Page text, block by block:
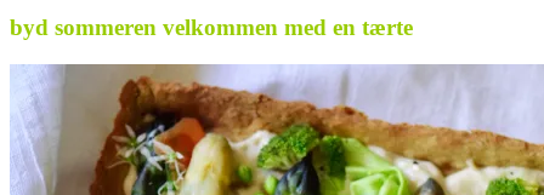
byd sommeren velkommen med en tærte